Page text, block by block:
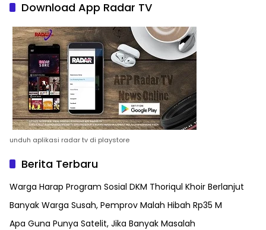
Download App Radar TV
unduh aplikasi radar tv di playstore
Berita Terbaru
Warga Harap Program Sosial DKM Thoriqul Khoir Berlanjut
Banyak Warga Susah, Pemprov Malah Hibah Rp35 M
Apa Guna Punya Satelit, Jika Banyak Masalah